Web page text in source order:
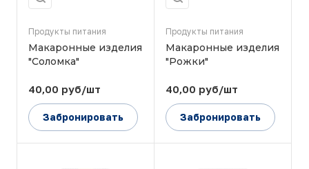
Продукты питания
Макаронные изделия
"Соломка"
40,00 руб/шт
Забронировать
Продукты питания
Макаронные изделия
"Рожки"
40,00 руб/шт
Забронировать